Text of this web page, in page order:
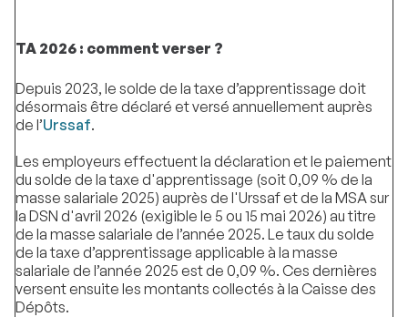
TA 2026 : comment verser ?
Depuis 2023, le solde de la taxe d’apprentissage doit
désormais être déclaré et versé annuellement auprès
de l’Urssaf.
Les employeurs effectuent la déclaration et le paiement
du solde de la taxe d'apprentissage (soit 0,09 % de la
masse salariale 2025) auprès de l'Urssaf et de la MSA sur
la DSN d'avril 2026 (exigible le 5 ou 15 mai 2026) au titre
de la masse salariale de l’année 2025. Le taux du solde
de la taxe d’apprentissage applicable à la masse
salariale de l’année 2025 est de 0,09 %. Ces dernières
versent ensuite les montants collectés à la Caisse des
Dépôts.